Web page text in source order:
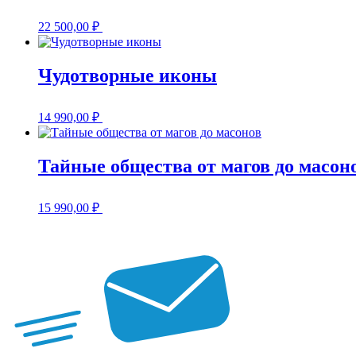
22 500,00 ₽
Чудотворные иконы
14 990,00 ₽
Тайные общества от магов до
15 990,00 ₽